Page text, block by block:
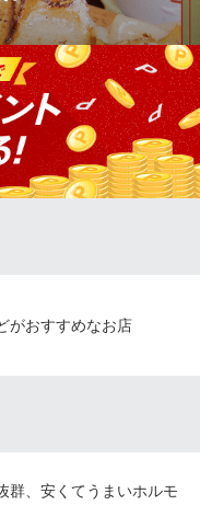
夜は、アガリコへ。こ
汁の宝庫。香ばしく焼
味が溢れ出します。こ
で流し込む快感はまさ
メニューをぜひ。
がおすすめなお店
群、安くてうまいホルモ